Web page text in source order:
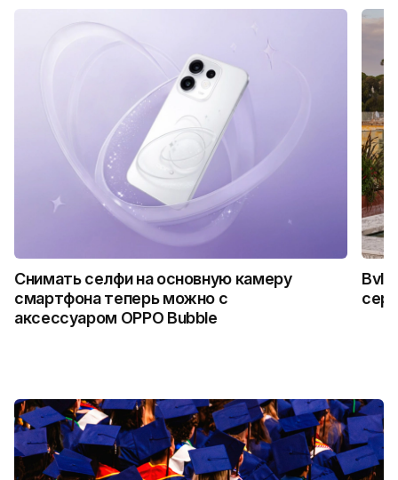
Снимать селфи на основную камеру
смартфона теперь можно с
аксессуаром OPPO Bubble